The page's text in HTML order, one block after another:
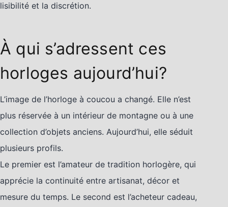
lisibilité et la discrétion.
À qui s’adressent ces
horloges aujourd’hui?
L’image de l’horloge à coucou a changé. Elle n’est
plus réservée à un intérieur de montagne ou à une
collection d’objets anciens. Aujourd’hui, elle séduit
plusieurs profils.
Le premier est l’amateur de tradition horlogère, qui
apprécie la continuité entre artisanat, décor et
mesure du temps. Le second est l’acheteur cadeau,